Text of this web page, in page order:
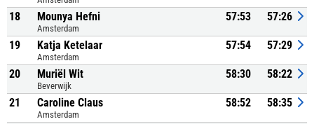
18 Mounya Hefni
Amsterdam
57:53 57:26
19 Katja Ketelaar
Amsterdam
57:54 57:29
20 Muriël Wit
Beverwijk
58:30 58:22
21 Caroline Claus
Amsterdam
58:52 58:35